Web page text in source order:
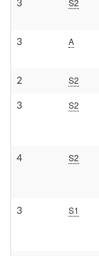
3 S2
3 A
2 S2
3 S2
4 S2
3 S1